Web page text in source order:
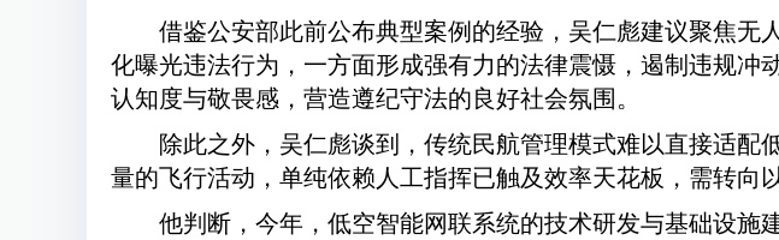
借鉴公安部此前公布典型案例的经验，吴仁彪建议聚焦无
化曝光违法行为，一方面形成强有力的法律震慑，遏制违规
认知度与敬畏感，营造遵纪守法的良好社会氛围。
除此之外，吴仁彪谈到，传统民航管理模式难以直接适
量的飞行活动，单纯依赖人工指挥已触及效率天花板，需转向
他判断，今年，低空智能网联系统的技术研发与基础设施